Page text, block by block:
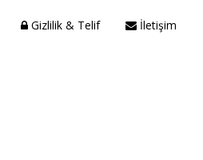
Gizlilik & Telif İletişim